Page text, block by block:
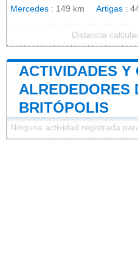
Mercedes : 149 km Artigas :
Distancia
ACTIVIDADES Y
ALREDEDORES
BRITÓPOLIS
Ninguna actividad registrada